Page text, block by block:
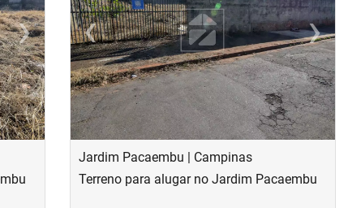
›Next ‹Previous ›Next
Jardim Pacaembu | Campinas
Terreno para alugar no Jardim Pacaembu